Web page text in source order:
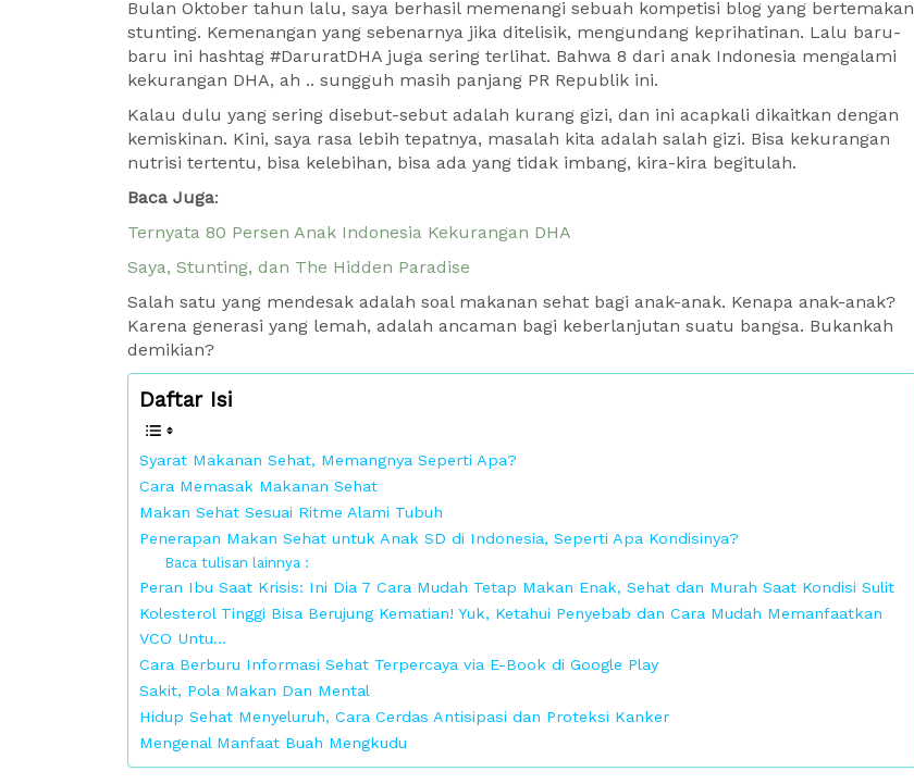
Bulan Oktober tahun lalu, saya berhasil memenangi sebuah kompetisi blog yang bertemakan
stunting. Kemenangan yang sebenarnya jika ditelisik, mengundang keprihatinan. Lalu baru-
baru ini hashtag #DaruratDHA juga sering terlihat. Bahwa 8 dari anak Indonesia mengalami
kekurangan DHA, ah .. sungguh masih panjang PR Republik ini.
Kalau dulu yang sering disebut-sebut adalah kurang gizi, dan ini acapkali dikaitkan dengan
kemiskinan. Kini, saya rasa lebih tepatnya, masalah kita adalah salah gizi. Bisa kekurangan
nutrisi tertentu, bisa kelebihan, bisa ada yang tidak imbang, kira-kira begitulah.
Baca Juga:
Ternyata 80 Persen Anak Indonesia Kekurangan DHA
Saya, Stunting, dan The Hidden Paradise
Salah satu yang mendesak adalah soal makanan sehat bagi anak-anak. Kenapa anak-anak?
Karena generasi yang lemah, adalah ancaman bagi keberlanjutan suatu bangsa. Bukankah
demikian?
Daftar Isi
Syarat Makanan Sehat, Memangnya Seperti Apa?
Cara Memasak Makanan Sehat
Makan Sehat Sesuai Ritme Alami Tubuh
Penerapan Makan Sehat untuk Anak SD di Indonesia, Seperti Apa Kondisinya?
Baca tulisan lainnya :
Peran Ibu Saat Krisis: Ini Dia 7 Cara Mudah Tetap Makan Enak, Sehat dan Murah Saat Kondisi Sulit
Kolesterol Tinggi Bisa Berujung Kematian! Yuk, Ketahui Penyebab dan Cara Mudah Memanfaatkan
VCO Untu…
Cara Berburu Informasi Sehat Terpercaya via E-Book di Google Play
Sakit, Pola Makan Dan Mental
Hidup Sehat Menyeluruh, Cara Cerdas Antisipasi dan Proteksi Kanker
Mengenal Manfaat Buah Mengkudu